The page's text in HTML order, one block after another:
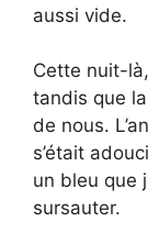
aussi vide.
Cette nuit-
tandis que
de nous.
s’était
un bleu que
sursauter.